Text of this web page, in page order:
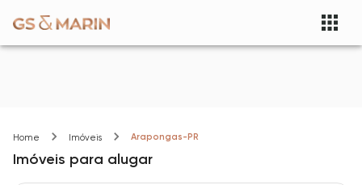
Home Imóveis Arapongas-PR
Imóveis para alugar